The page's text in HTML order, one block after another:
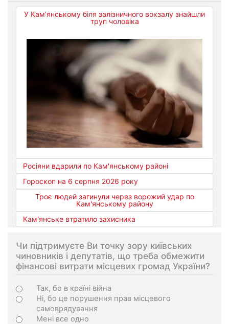
У Кам’янському біля залізничного вокзалу знайшли
труп чоловіка
Росіяни вдарили по Кам'янському районі
Гороскоп на 6 серпня 2026 року
Троє людей загинули через ворожий удар по
Кам'янському району
Кам'янське втратило захисника
Чи підтримуєте Ви точку зору київських
чиновників і депутатів, що треба обмежити
фінансові витрати місцевих громад України?
Варіанти
Так, бо в країні війна
Ні, бо це порушення прав місцевого
самоврядування
Мені все одно